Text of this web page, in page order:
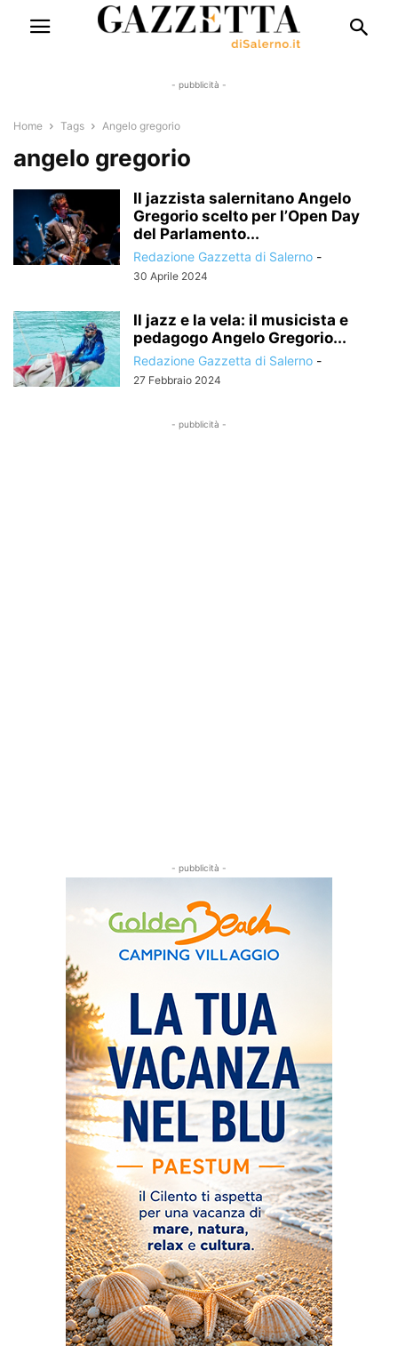
- pubblicità -
Home Tags Angelo gregorio
angelo gregorio
Il jazzista salernitano Angelo
Gregorio scelto per l’Open Day
del Parlamento...
Redazione Gazzetta di Salerno -
30 Aprile 2024
Il jazz e la vela: il musicista e
pedagogo Angelo Gregorio...
Redazione Gazzetta di Salerno -
27 Febbraio 2024
- pubblicità -
- pubblicità -